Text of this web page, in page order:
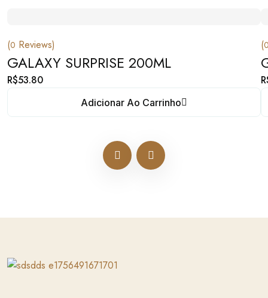
(0 Reviews)
GALAXY SURPRISE 200ML
R$53.80
Adicionar Ao Carrinho
(